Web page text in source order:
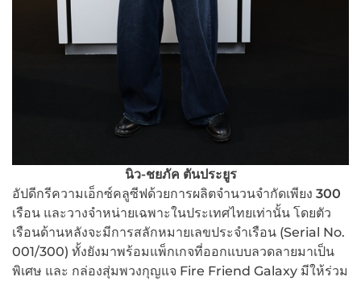
นิว-ชยภัค ตันประยูร
อัปดีกรีความเอ็กซ์คลูซีฟด้วยการผลิตจำนวนจำกัดเพียง 300
เรือน และวางจำหน่ายเฉพาะในประเทศไทยเท่านั้น โดยตัว
เรือนด้านหลังจะมีการสลักหมายเลขประจำเรือน (Serial No.
001/300) ทั้งยังมาพร้อมแพ็กเกจที่ออกแบบลวดลายมาเป็น
พิเศษ และ กล่องสุ่มพวงกุญแจ Fire Friend Galaxy มีให้ร่วม